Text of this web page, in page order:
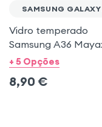
SAMSUNG
Vidro temperado
Samsung A36
+ 5 Opções
8,90 €